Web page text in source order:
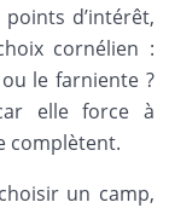
d’intérêt,
cornélien :
le farniente ?
elle force à
complètent.
un camp,